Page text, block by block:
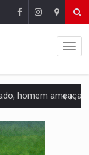
matar sobrinha grávida e
espancado por facção criminosa
após colombiana furtar